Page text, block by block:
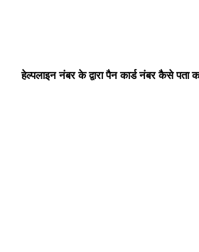
हेल्पलाइन नंबर के द्वारा पैन कार्ड नंबर कैसे पता